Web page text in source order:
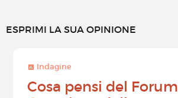
ESPRIMI LA SUA OPINIONE
Indagine
Cosa pensi del Forum